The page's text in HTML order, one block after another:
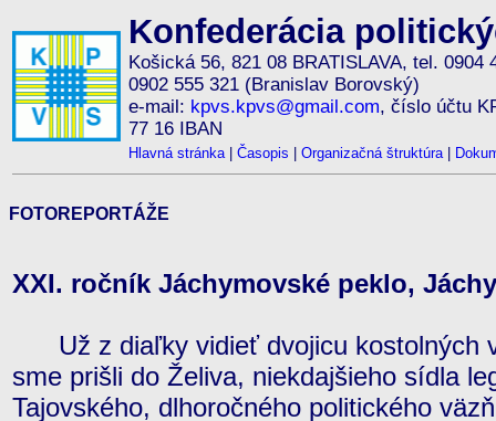
Konfederácia
Košická 56, 821 08 BRATISLAVA, tel. 0904
0902 555 321 (Branislav Borovský)
e-mail: kpvs.kpvs@gmail.com, číslo účtu
77 16 IBAN
Hlavná stránka| Časopis Organizačná štruktúra|
FOTOREPORTÁŽE
XXI. ročník Jáchymovské peklo,
Už z diaľky vidieť dvojicu kostolných
sme prišli do Želiva, niekdajšieho sídla
Tajovského, dlhoročného politického